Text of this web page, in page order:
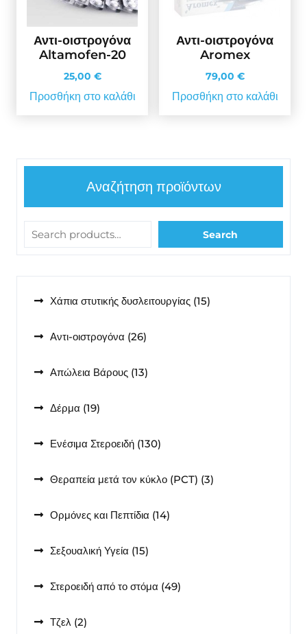
Αντι-οιστρογόνα
Altamofen-20
25,00 €
Προσθήκη στο καλάθι
Αντι-οιστρογόνα
Aromex
79,00 €
Προσθήκη στο καλάθι
Αναζήτηση προϊόντων
Search
Χάπια στυτικής δυσλειτουργίας 1515
Αντι-οιστρογόνα 2626
Απώλεια Βάρους 1313
Δέρμα 1919
Ενέσιμα Στεροειδή 130130
Θεραπεία μετά τον κύκλο (PCT) 33
Ορμόνες και Πεπτίδια 1414
Σεξουαλική Υγεία 1515
Στεροειδή από το στόμα 4949
Τζελ 22